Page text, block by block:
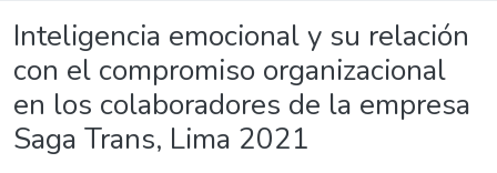
Inteligencia emocional y su relación
con el compromiso organizacional
en los colaboradores de la empresa
Saga Trans, Lima 2021